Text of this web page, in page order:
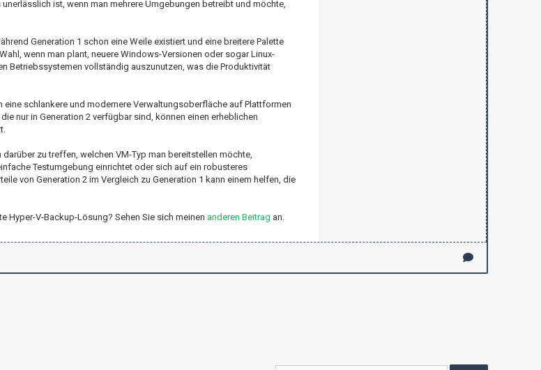
ist, wenn man mehrere Umgebungen betreibt und möchte,
Generation 1 schon eine Weile existiert und eine breitere Palette
wenn man plant, neuere Windows-Versionen oder sogar Linux-
Betriebssystemen vollständig auszunutzen, was die Produktivität
schlankere und modernere Verwaltungsoberfläche auf Plattformen
nur in Generation 2 verfügbar sind, können einen erheblichen
zu treffen, welchen VM-Typ man bereitstellen möchte,
Testumgebung einrichtet oder sich auf ein robusteres
von Generation 2 im Vergleich zu Generation 1 kann einem helfen, die
Hyper-V-Backup-Lösung? Sehen Sie sich meinen anderen Beitrag an.